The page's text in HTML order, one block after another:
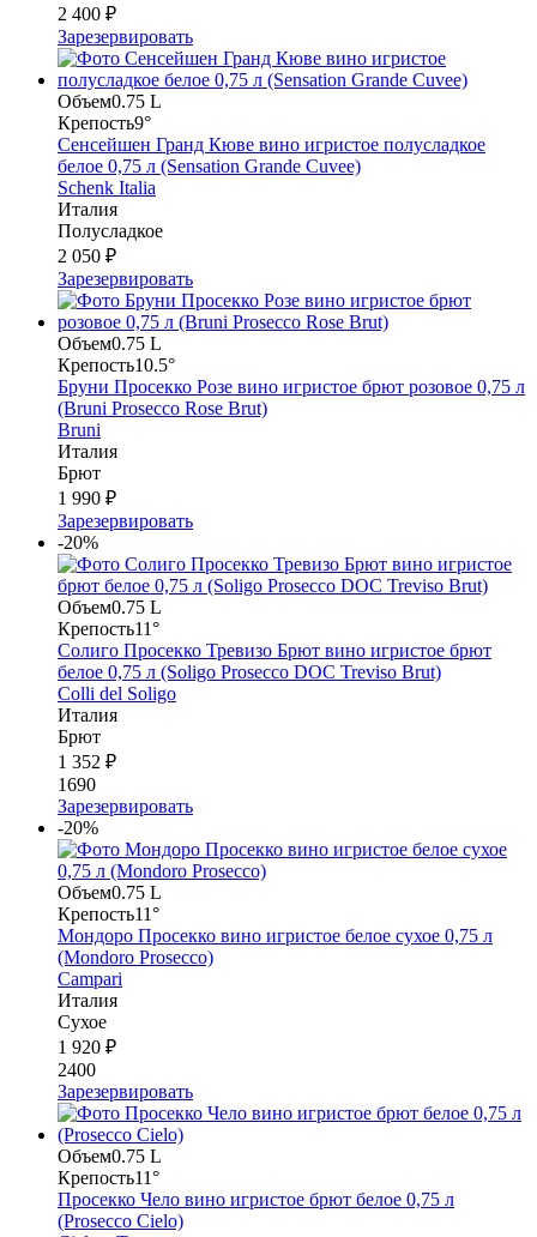
2 400 ₽
Зарезервировать
Объем0.75 L
Крепость9°
Сенсейшен Гранд Кюве вино игристое полусладкое
белое 0,75 л (Sensation Grande Cuvee)
Schenk Italia
Италия
Полусладкое
2 050 ₽
Зарезервировать
Объем0.75 L
Крепость10.5°
Бруни Просекко Розе вино игристое брют розовое 0,75 л
(Bruni Prosecco Rose Brut)
Bruni
Италия
Брют
1 990 ₽
Зарезервировать
-20%
Объем0.75 L
Крепость11°
Солиго Просекко Тревизо Брют вино игристое брют
белое 0,75 л (Soligo Prosecco DOC Treviso Brut)
Colli del Soligo
Италия
Брют
1 352 ₽
1690
Зарезервировать
-20%
Объем0.75 L
Крепость11°
Мондоро Просекко вино игристое белое сухое 0,75 л
(Mondoro Prosecco)
Campari
Италия
Сухое
1 920 ₽
2400
Зарезервировать
Объем0.75 L
Крепость11°
Просекко Чело вино игристое брют белое 0,75 л
(Prosecco Cielo)